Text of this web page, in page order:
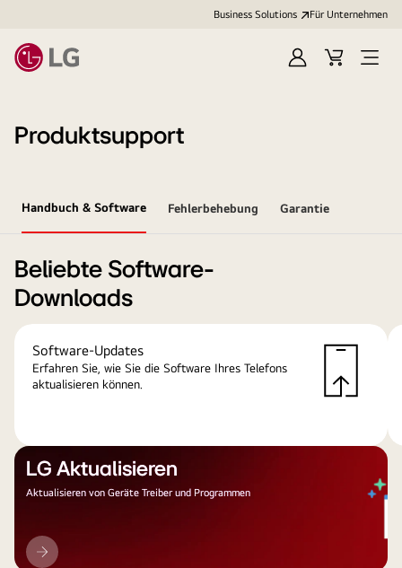
Business Solutions Für Unternehmen
Anmelden
Cart
Open
Produktsupport
Handbuch & Software Fehlerbehebung Garantie
Beliebte Software-
Downloads
Software-Updates
Erfahren Sie, wie Sie die Software Ihres Telefons
aktualisieren können.
LG Aktualisieren
Aktualisieren von Geräte Treiber und Programmen
LG